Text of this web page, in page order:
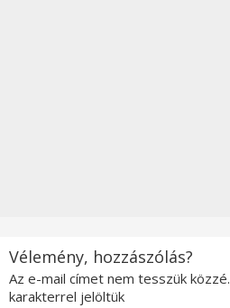
Vélemény, hozzászólás?
Az e-mail címet nem tesszük közzé.
karakterrel jelöltük